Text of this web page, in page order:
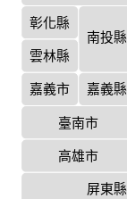
彰化縣
南投縣
雲林縣
嘉義市
嘉義縣
臺南市
高雄市
屏東縣